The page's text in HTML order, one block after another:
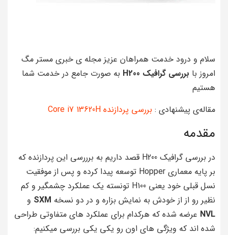
سلام و درود خدمت همراهان عزیز مجله‌‌‌ ی خبری مستر مگ
امروز با بررسی گرافیک H200
به صورت جامع در خدمت شما
هستیم
مقاله‌ی پیشنهادی : بررسی پردازنده Core i7 13620H
مقدمه
در بررسی گرافیک H200 قصد داریم به برررسی این پردازنده که
بر پایه معماری Hopper توسعه پیدا کرده و پس از موفقیت
نسل قبلی خود یعنی H100 تونسته یک عملکرد چشمگیر و کم
نظیر رو از از خودش به نمایش بزاره و در دو نسخه SXM و
NVL عرضه شده که هرکدام برای عملکرد های متفاوتی طراحی
شده اند که ویژگی های اون رو یکی یکی بررسی میکنیم: